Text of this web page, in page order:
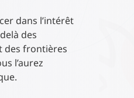
dans l’intérêt
des
des frontières
l’aurez